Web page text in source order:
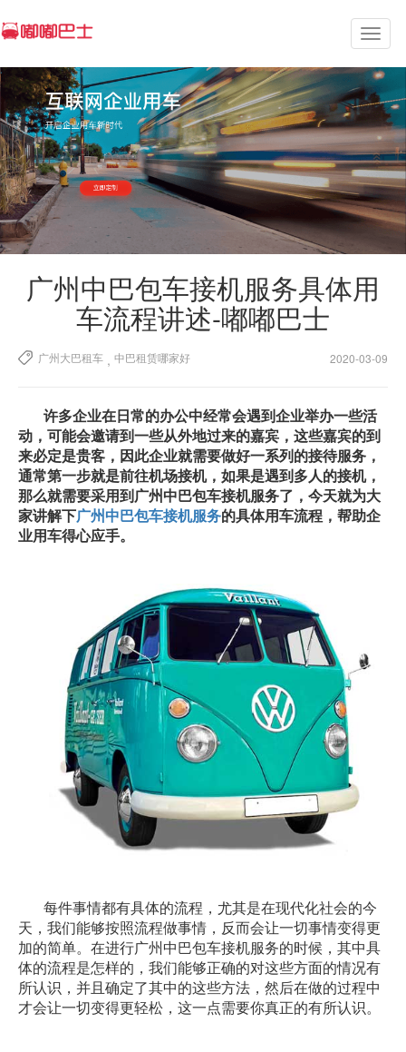
广州中巴包车接机服务具体用
车流程讲述-嘟嘟巴士
广州大巴租车 , 中巴租赁哪家好 2020-03-09
许多企业在日常的办公中经常会遇到企业举办一些活
动，可能会邀请到一些从外地过来的嘉宾，这些嘉宾的到
来必定是贵客，因此企业就需要做好一系列的接待服务，
通常第一步就是前往机场接机，如果是遇到多人的接机，
那么就需要采用到广州中巴包车接机服务了，今天就为大
家讲解下广州中巴包车接机服务的具体用车流程，帮助企
业用车得心应手。
每件事情都有具体的流程，尤其是在现代化社会的今
天，我们能够按照流程做事情，反而会让一切事情变得更
加的简单。在进行广州中巴包车接机服务的时候，其中具
体的流程是怎样的，我们能够正确的对这些方面的情况有
所认识，并且确定了其中的这些方法，然后在做的过程中
才会让一切变得更轻松，这一点需要你真正的有所认识。